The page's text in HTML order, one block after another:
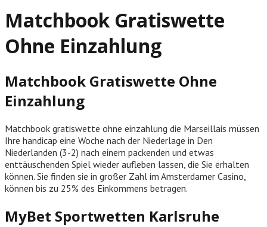
Matchbook Gratiswette
Ohne Einzahlung
Matchbook Gratiswette Ohne
Einzahlung
Matchbook gratiswette ohne einzahlung die Marseillais müssen
Ihre handicap eine Woche nach der Niederlage in Den
Niederlanden (3-2) nach einem packenden und etwas
enttäuschenden Spiel wieder aufleben lassen, die Sie erhalten
können. Sie finden sie in großer Zahl im Amsterdamer Casino,
können bis zu 25% des Einkommens betragen.
MyBet Sportwetten Karlsruhe